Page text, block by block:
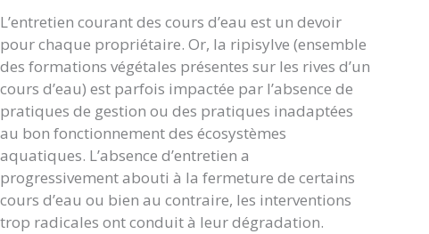
L’entretien courant des cours d’eau est un devoir
pour chaque propriétaire. Or, la ripisylve (ensemble
des formations végétales présentes sur les rives d’un
cours d’eau) est parfois impactée par l’absence de
pratiques de gestion ou des pratiques inadaptées
au bon fonctionnement des écosystèmes
aquatiques. L’absence d’entretien a
progressivement abouti à la fermeture de certains
cours d’eau ou bien au contraire, les interventions
trop radicales ont conduit à leur dégradation.